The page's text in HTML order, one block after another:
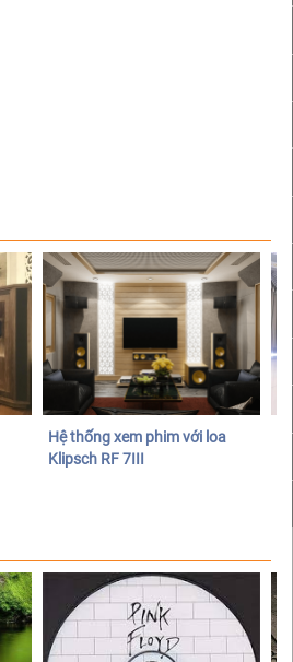
Hệ thống xem phim với loa
Klipsch RF 7III